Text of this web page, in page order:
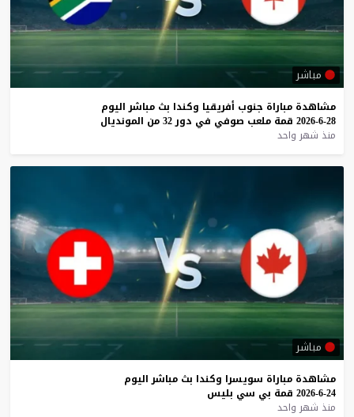
مباشر
مشاهدة مباراة جنوب أفريقيا وكندا بث مباشر اليوم
28-6-2026
قمة ملعب صوفي في دور32 من المونديال
منذ شهر واحد
مباشر
مشاهدة مباراة سويسرا وكندا بث مباشر اليوم
24-6-2026
قمة بي سي بليس
منذ شهر واحد